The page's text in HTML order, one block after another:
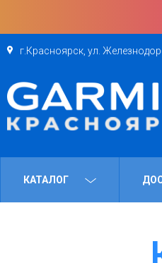
г.Красноярск, ул.
КАТАЛОГ